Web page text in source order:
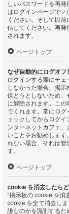
しいパスワードを再
はログインページで
ください。そして以
信してください。再発
されます。
ページトップ
なぜ自動的にログオフ
ログインする際にチェ
しなかった場合、掲
保とうとしないため、
に解除されます。こ
でくれます。常にログ
ェックしてからログ
ンターネットカフェ
いことをお勧めします
れない場合、それは管
す。
ページトップ
cookie を消去したら
“掲示板の cookie を消
cookie を全て消去し
誰なのかを識別するた